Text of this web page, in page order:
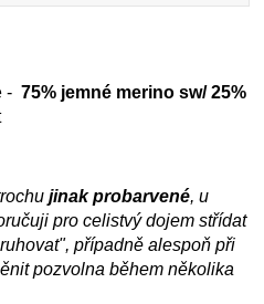
-75% jemné merino sw/ 25%
jinak probarvené, u
pro celistvý dojem střídat
případně alespoň při
pozvolna během několika